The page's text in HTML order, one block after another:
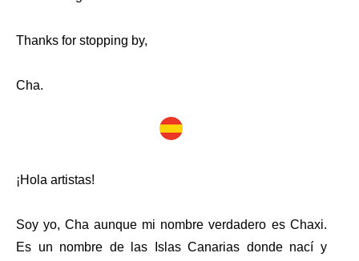
Thanks for stopping by,
Cha.
¡Hola artistas!
Soy yo, Cha aunque mi nombre verdadero es Chaxi.
Es un nombre de las Islas Canarias donde nací y